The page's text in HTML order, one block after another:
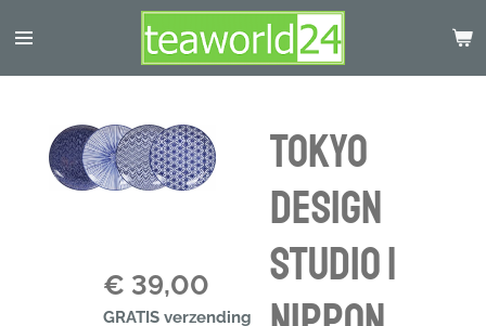
direct
Tokyo
Design
Studio |
€ 39,00
GRATIS verzending